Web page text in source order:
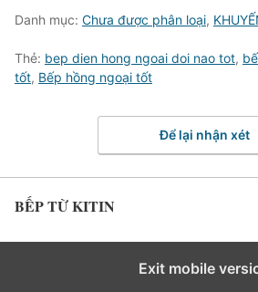
Danh mục: Chưa được phân loại,
Thẻ: bep dien hong ngoai doi nao tot,
tốt, Bếp hồng ngoại tốt
Để lại nhận xét
BẾP TỪ KITIN
Exit mobile